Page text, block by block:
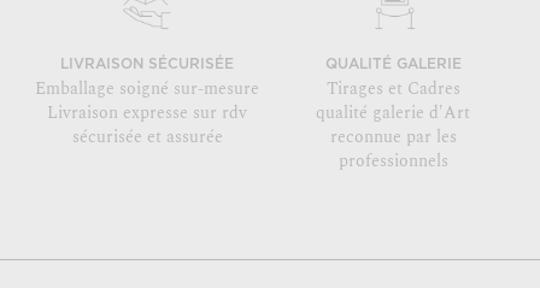
LIVRAISON SÉCURISÉE
Emballage soigné sur-mesure
Livraison expresse sur rdv
sécurisée et assurée
QUALITÉ GALERIE
Tirages et Cadres
qualité galerie d'Art
reconnue par les
professionnels